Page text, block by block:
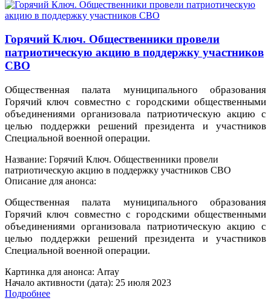
Горячий Ключ. Общественники провели
патриотическую акцию в поддержку участников
СВО
Общественная палата муниципального образования
Горячий ключ совместно с городскими общественными
объединениями организовала патриотическую акцию с
целью поддержки решений президента и участников
Специальной военной операции.
Название: Горячий Ключ. Общественники провели
патриотическую акцию в поддержку участников СВО
Описание для анонса:
Общественная палата муниципального образования
Горячий ключ совместно с городскими общественными
объединениями организовала патриотическую акцию с
целью поддержки решений президента и участников
Специальной военной операции.
Картинка для анонса: Array
Начало активности (дата): 25 июля 2023
Подробнее